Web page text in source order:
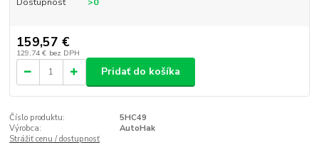
159,57 €
129,74 € bez DPH
Pridať do košíka
Číslo produktu:
5HC49
Výrobca:
AutoHak
Strážiť cenu / dostupnosť